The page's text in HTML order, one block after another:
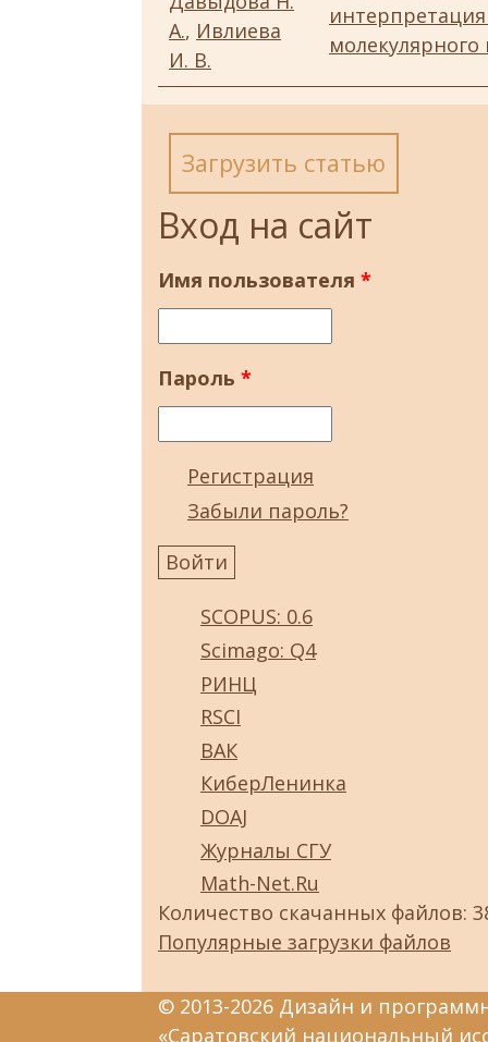
А., Ивлиева
И. В.
Загрузить статью
Вход на сайт
Имя пользователя *
Пароль *
Регистрация
Забыли пароль?
SCOPUS: 0.6
Scimago: Q4
РИНЦ
RSCI
ВАК
КиберЛенинка
DOAJ
Журналы СГУ
Math-Net.Ru
Количество скачанных файлов:
Популярные загрузки файлов
© 2013-2026 Дизайн и
«Саратовский национальный